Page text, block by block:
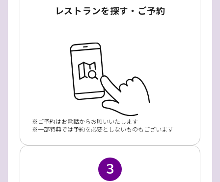
レストランを探す・ご予約
ご予約はお電話からお願いいたします
一部特典では予約を必要としないものもございます
3